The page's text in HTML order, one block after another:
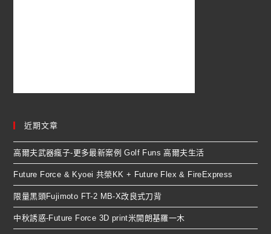
近期文章
高爾夫武器瘋子-更多最新案例 Golf Funs 高爾夫生活
Future Force & Kyoei 共榮KK + Future Flex & FireExpress
限量黑頭Fujimoto FT-2 MB-X改良式刀背
中秋誘惑-Future Force 3D print米開朗基羅一木